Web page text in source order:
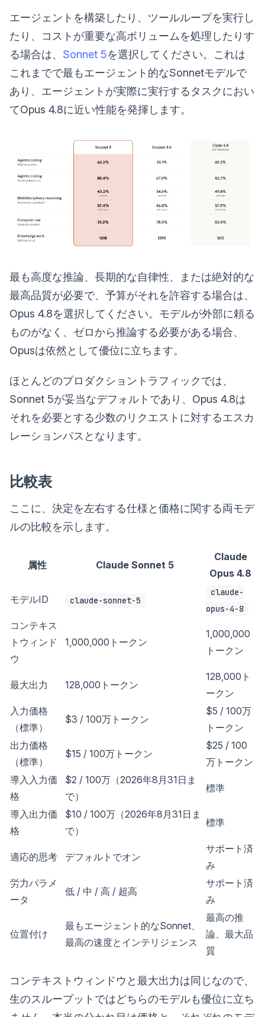
エージェントを構築したり、ツールループを実行し
たり、コストが重要な高ボリュームを処理したりす
る場合は、 Sonnet 5を選択してください。これは
これまでで最もエージェント的なSonnetモデルで
あり、エージェントが実際に実行するタスクにおい
てOpus 4.8に近い性能を発揮します。
最も高度な推論、長期的な自律性、または絶対的な
最高品質が必要で、予算がそれを許容する場合は、
Opus 4.8を選択してください。モデルが外部に頼る
ものがなく、ゼロから推論する必要がある場合、
Opusは依然として優位に立ちます。
ほとんどのプロダクショントラフィックでは、
Sonnet 5が妥当なデフォルトであり、Opus 4.8は
それを必要とする少数のリクエストに対するエスカ
レーションパスとなります。
比較表
ここに、決定を左右する仕様と価格に関する両モデ
ルの比較を示します。
属性 Claude Sonnet 5
Claude
Opus 4.8
モデルID claude-sonnet-5
claude-
opus-4-8
コンテキス
トウィンド
ウ
1,000,000トークン
1,000,000
トークン
最大出力 128,000トークン
128,000ト
ークン
入力価格
（標準）
$3 / 100万トークン
$5 / 100万
トークン
出力価格
（標準）
$15 / 100万トークン
$25 / 100
万トークン
導入入力価
格
$2 / 100万（2026年8月31日ま
で）
標準
導入出力価
格
$10 / 100万（2026年8月31日ま
で）
標準
適応的思考 デフォルトでオン
サポート済
み
労力パラメ
ータ
低 / 中 / 高 / 超高
サポート済
み
位置付け
最もエージェント的なSonnet、
最高の速度とインテリジェンス
最高の推
論、最大品
質
コンテキストウィンドウと最大出力は同じなので、
生のスループットではどちらのモデルも優位に立ち